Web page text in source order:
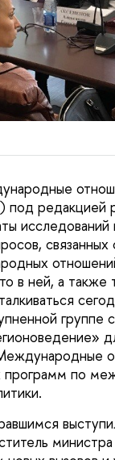
редакцией
связанных
в ней, а также
группе
программ по